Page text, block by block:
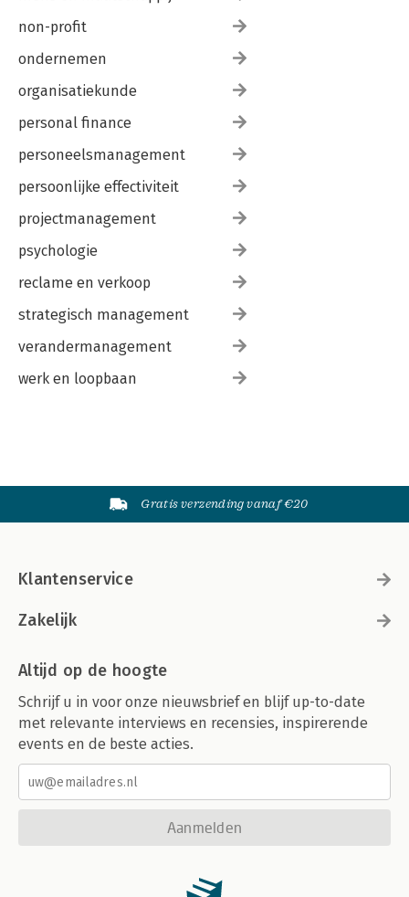
non-profit
ondernemen
organisatiekunde
personal finance
personeelsmanagement
persoonlijke effectiviteit
projectmanagement
psychologie
reclame en verkoop
strategisch management
verandermanagement
werk en loopbaan
Gratis verzending vanaf €20
Klantenservice
Zakelijk
Altijd op de hoogte
Schrijf u in voor onze nieuwsbrief en blijf up-to-date
met relevante interviews en recensies, inspirerende
events en de beste acties.
Aanmelden